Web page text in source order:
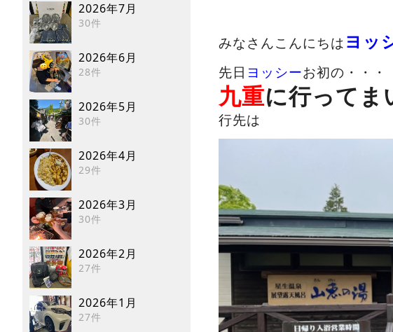
2026年7月
30件
2026年6月
28件
2026年5月
30件
2026年4月
29件
2026年3月
30件
2026年2月
27件
2026年1月
27件
みなさんこんにちは ヨッ
先日 ヨッシーお初の・・・
九重に行ってま
行先は